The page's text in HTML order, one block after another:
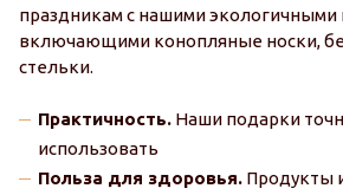
праздникам с нашими экологичными
включающими конопляные носки,
стельки.
Практичность. Наши подарки
использовать
Польза для здоровья. Продукты